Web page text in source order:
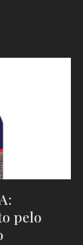
pelo